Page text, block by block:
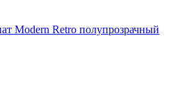
Modern Retro полупрозрачный